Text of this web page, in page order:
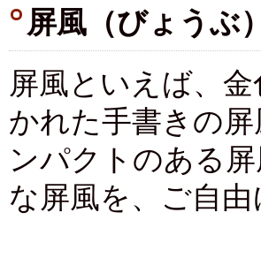
屏風（びょうぶ
屏風といえば、
かれた手書きの
ンパクトのある
な屏風を、ご自